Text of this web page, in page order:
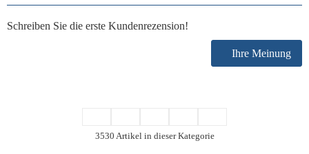
Schreiben Sie die erste Kundenrezension!
Ihre Meinung
3530 Artikel in dieser Kategorie